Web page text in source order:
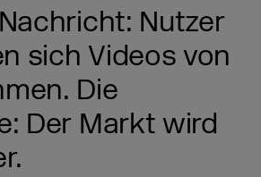
Nutzer
sich Videos von
Die
Der Markt wird